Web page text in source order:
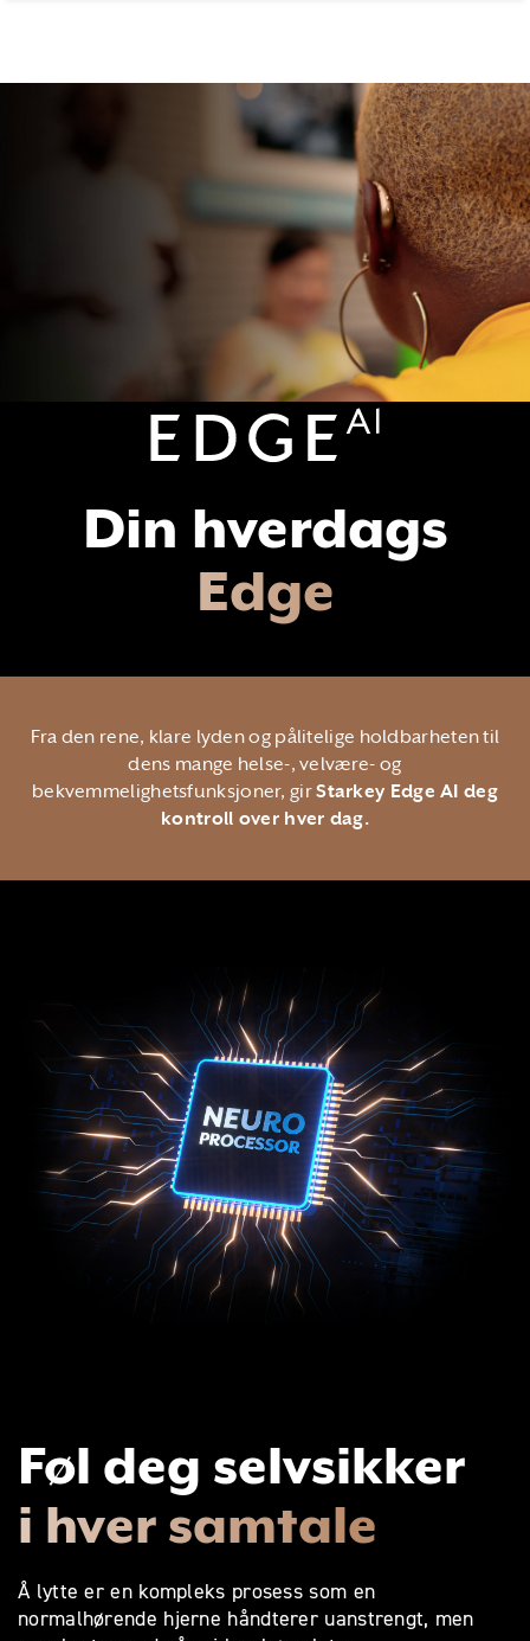
Edge AI
Din hverdags
Edge
Fra den rene, klare lyden og pålitelige holdbarheten til
dens mange helse-, velvære- og
bekvemmelighetsfunksjoner, girStarkey Edge AI deg
kontroll over hver dag.
Føl deg selvsikker
i hver samtale
Å lytte er en kompleks prosess som en
normalhørende hjerne håndterer uanstrengt, men